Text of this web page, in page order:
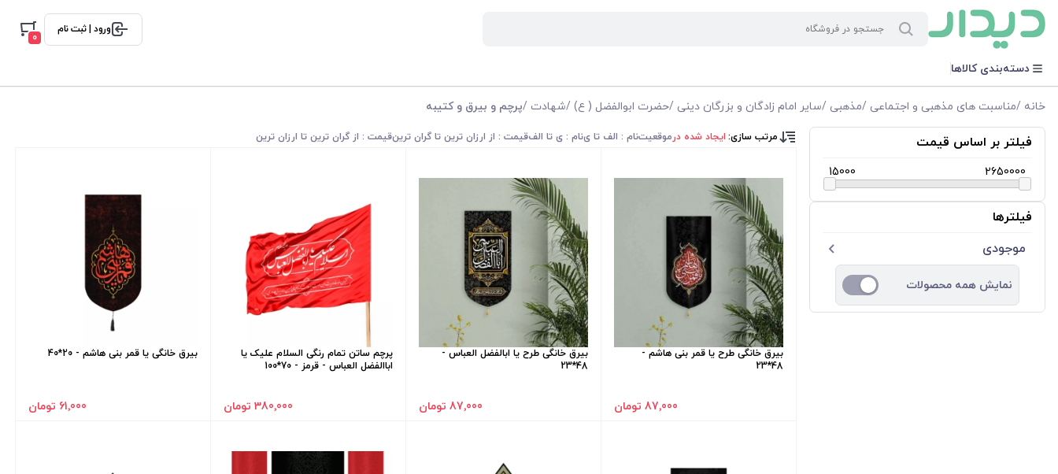
ورود | ثبت نام
0
دسته‌بندی کالاها
خانه /مناسبت های مذهبی و اجتماعی /مذهبی /سایر امام زادگان و بزرگان دینی /حضرت ابوالفضل ( ع) /شهادت /پرچم و بیرق و کتیبه
فیلتر بر اساس قیمت
15000 2650000
فیلترها
موجودی
نمایش همه محصولات
مرتب سازی: ایجاد شده درموقعیتنام : الف تا ینام : ی تا الفقیمت : از ارزان ترین تا گران ترینقیمت : از گران ترین تا ارزان ترین
بیرق خانگی طرح یا قمر بنی هاشم -
48*23
87٬000 تومان
بیرق خانگی طرح یا ابالفضل العباس -
48*23
87٬000 تومان
پرچم ساتن تمام رنگی السلام علیک یا
اباالفضل العباس - قرمز - 70*100
380٬000 تومان
بیرق خانگی یا قمر بنی هاشم - 20*40
61٬000 تومان